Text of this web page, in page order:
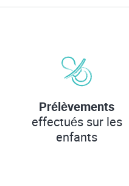
Prélèvements
effectués sur les
enfants